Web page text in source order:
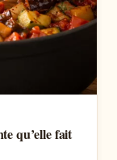
qu’elle fait